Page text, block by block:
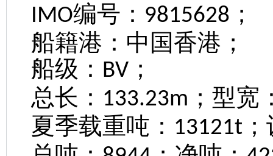
IMO编号： 9815628 ；
船籍港：中国香港；
船级： BV ；
总长： 133.23m ；型宽
夏季载重吨： 13121t